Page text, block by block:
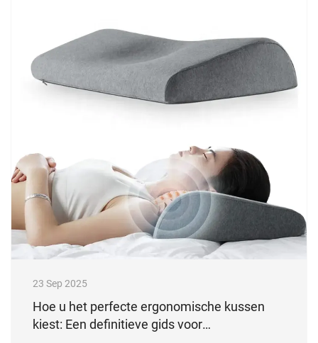
23 Sep 2025
Hoe u het perfecte ergonomische kussen
kiest: Een definitieve gids voor